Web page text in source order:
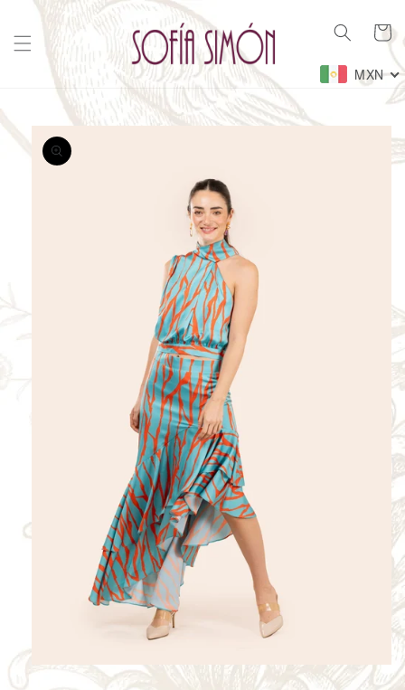
directamente
al contenido
Carrito
MXN
directamente
a la
información
Abrir